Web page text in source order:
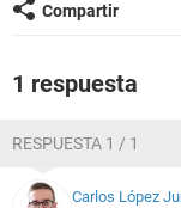
Compartir
1 respuesta
RESPUESTA 1 / 1
Carlos López